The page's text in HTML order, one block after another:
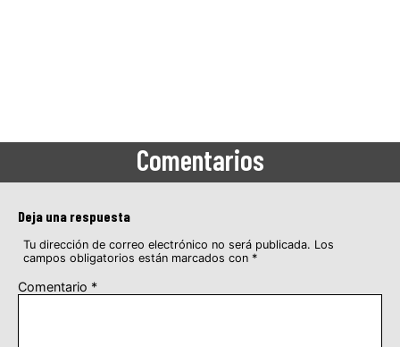
Comentarios
Deja una respuesta
Tu dirección de correo electrónico no será publicada. Los
campos obligatorios están marcados con *
Comentario *